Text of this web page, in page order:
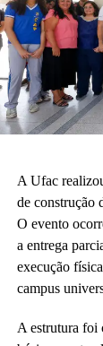
A Ufac
de construção
O evento
a entrega
execução
campus
A estrutura foi